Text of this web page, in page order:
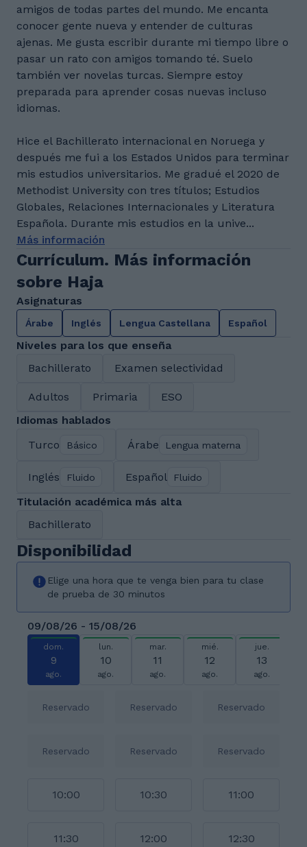
amigos de todas partes del mundo. Me encanta
conocer gente nueva y entender de culturas
ajenas. Me gusta escribir durante mi tiempo libre o
pasar un rato con amigos tomando té. Suelo
también ver novelas turcas. Siempre estoy
preparada para aprender cosas nuevas incluso
idiomas.
Hice el Bachillerato internacional en Noruega y
después me fui a los Estados Unidos para terminar
mis estudios universitarios. Me gradué el 2020 de
Methodist University con tres títulos; Estudios
Globales, Relaciones Internacionales y Literatura
Española. Durante mis estudios en la unive...
Más información
Currículum. Más información
sobre Haja
Asignaturas
Árabe Inglés Lengua Castellana Español
Niveles para los que enseña
Bachillerato
Examen selectividad
Adultos Primaria
ESO
Idiomas hablados
Turco
Básico Árabe Lengua materna
Inglés Fluido Español Fluido
Titulación académica más alta
Bachillerato
Disponibilidad
Elige una hora que te venga bien para tu clase
de prueba de 30 minutos
09/08/26 - 15/08/26
dom.
9
ago.
lun.
10
ago.
mar.
11
ago.
mié.
12
ago.
jue.
13
ago.
Reservado Reservado Reservado
Reservado Reservado Reservado
10:00 10:30 11:00
11:30 12:00 12:30